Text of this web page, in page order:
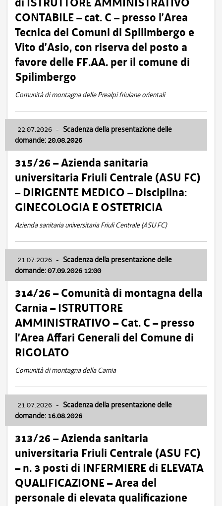
CONTABILE – cat. C – presso l’Area
Tecnica dei Comuni di Spilimbergo e
Vito d’Asio, con riserva del posto a
favore delle FF.AA. per il comune di
Spilimbergo
Comunità di montagna delle Prealpi friulane orientali
22.07.2026 - Scadenza della presentazione delle
domande: 20.08.2026
315/26 – Azienda sanitaria
universitaria Friuli Centrale (ASU FC)
– DIRIGENTE MEDICO – Disciplina:
GINECOLOGIA E OSTETRICIA
Azienda sanitaria universitaria Friuli Centrale (ASU FC)
21.07.2026 - Scadenza della presentazione delle
domande: 07.09.2026 12:00
314/26 – Comunità di montagna della
Carnia – ISTRUTTORE
AMMINISTRATIVO – Cat. C – presso
l’Area Affari Generali del Comune di
RIGOLATO
Comunità di montagna della Carnia
21.07.2026 - Scadenza della presentazione delle
domande: 16.08.2026
313/26 – Azienda sanitaria
universitaria Friuli Centrale (ASU FC)
– n. 3 posti di INFERMIERE di ELEVATA
QUALIFICAZIONE – Area del
personale di elevata qualificazione